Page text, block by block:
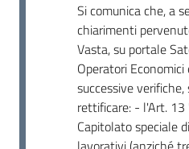
Si comunica che, a
chiarimenti
Vasta, su portale
Operatori
successive
rettificare: - l'Art. 13
Capitolato speciale